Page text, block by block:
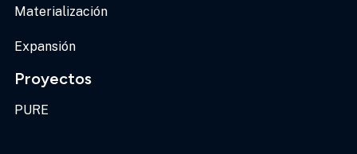
Materialización
Expansión
Proyectos
PURE